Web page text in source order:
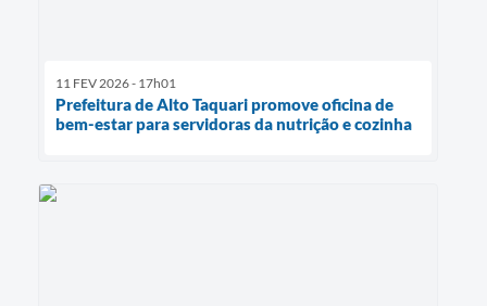
11 FEV 2026 - 17h01
Prefeitura de Alto Taquari promove oficina de
bem-estar para servidoras da nutrição e cozinha